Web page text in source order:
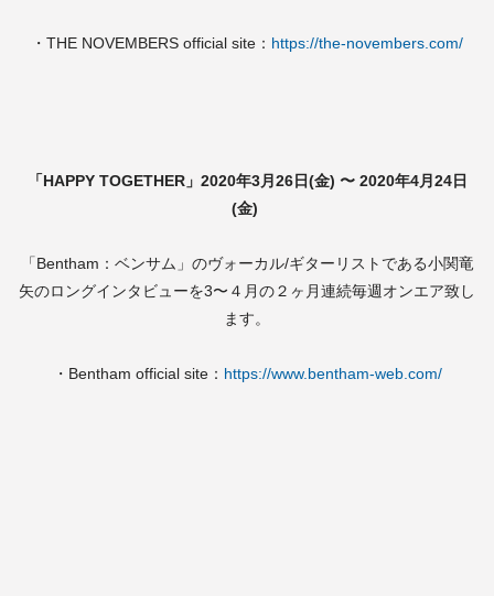
・THE NOVEMBERS official site： https://the-novembers.com/
「HAPPY TOGETHER」2020年3月26日(金) 〜2020年4月24日
(金)
「Bentham：ベンサム」のヴォーカル/ギターリストである小関竜
矢のロングインタビューを3〜４月の２ヶ月連続毎週オンエア致し
ます。
・Bentham official site： https://www.bentham-web.com/